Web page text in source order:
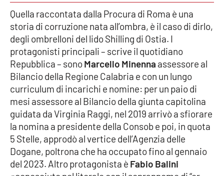
VIDEO
Ambiente
Cronaca
Cultura
Economia e Lavoro
Politica
Sanità
Quella raccontata dalla Procura di Roma è una
storia di corruzione nata all’ombra, è il caso di dirlo,
degli ombrelloni del lido Shilling di Ostia. I
protagonisti principali – scrive il quotidiano
Repubblica – sonoMarcello Minenna assessore al
Bilancio della Regione Calabria e con un lungo
curriculum di incarichi e nomine: per un paio di
mesi assessore al Bilancio della giunta capitolina
guidata da Virginia Raggi, nel 2019 arrivò a sfiorare
la nomina a presidente della Consob e poi, in quota
5 Stelle, approdò al vertice dell’Agenzia delle
Dogane, poltrona che ha occupato fino al gennaio
del 2023. Altro protagonista è Fabio Balini